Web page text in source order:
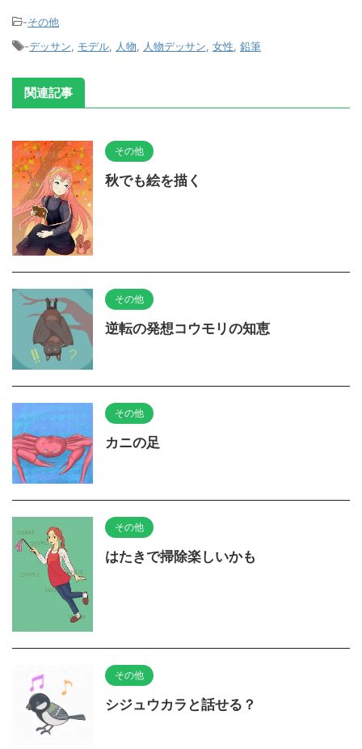
-その他
-デッサン, モデル, 人物, 人物デッサン, 女性, 鉛筆
関連記事
その他
秋でも絵を描く
その他
逆転の発想コウモリの知恵
その他
カニの足
その他
はたきで掃除楽しいかも
その他
シジュウカラと話せる？